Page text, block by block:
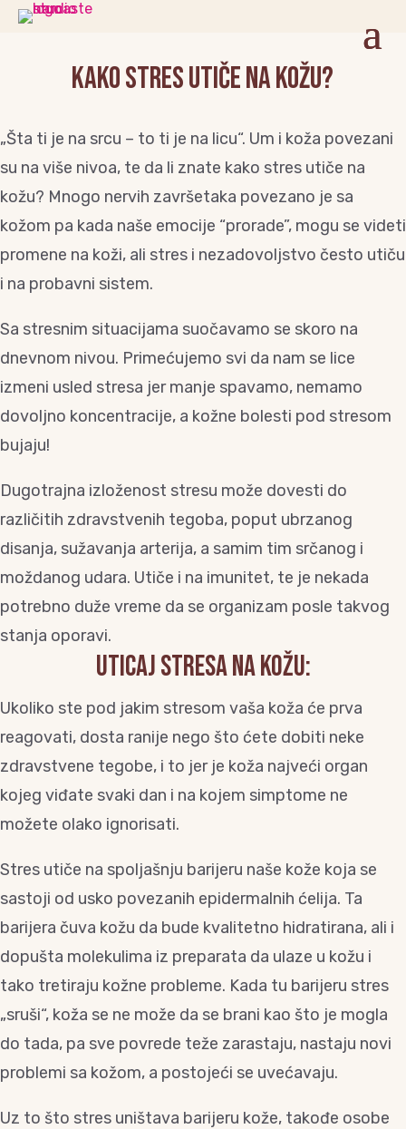
Kako stres utiče na kožu?
„Šta ti je na srcu – to ti je na licu“. Um i koža povezani
su na više nivoa, te da li znate kako stres utiče na
kožu? Mnogo nervih završetaka povezano je sa
kožom pa kada naše emocije “prorade”, mogu se videti
promene na koži, ali stres i nezadovoljstvo često utiču
i na probavni sistem.
Sa stresnim situacijama suočavamo se skoro na
dnevnom nivou. Primećujemo svi da nam se lice
izmeni usled stresa jer manje spavamo, nemamo
dovoljno koncentracije, a kožne bolesti pod stresom
bujaju!
Dugotrajna izloženost stresu može dovesti do
različitih zdravstvenih tegoba, poput ubrzanog
disanja, sužavanja arterija, a samim tim srčanog i
moždanog udara. Utiče i na imunitet, te je nekada
potrebno duže vreme da se organizam posle takvog
stanja oporavi.
UTICAJ STRESA NA KOŽU:
Ukoliko ste pod jakim stresom vaša koža će prva
reagovati, dosta ranije nego što ćete dobiti neke
zdravstvene tegobe, i to jer je koža najveći organ
kojeg viđate svaki dan i na kojem simptome ne
možete olako ignorisati.
Stres utiče na spoljašnju barijeru naše kože koja se
sastoji od usko povezanih epidermalnih ćelija. Ta
barijera čuva kožu da bude kvalitetno hidratirana, ali i
dopušta molekulima iz preparata da ulaze u kožu i
tako tretiraju kožne probleme. Kada tu barijeru stres
„sruši“, koža se ne može da se brani kao što je mogla
do tada, pa sve povrede teže zarastaju, nastaju novi
problemi sa kožom, a postojeći se uvećavaju.
Uz to što stres uništava barijeru kože, takođe osobe